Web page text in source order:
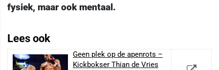
fysiek, maar ook mentaal.
Lees ook
Geen plek op de apenrots –
Kickbokser Thian de Vries